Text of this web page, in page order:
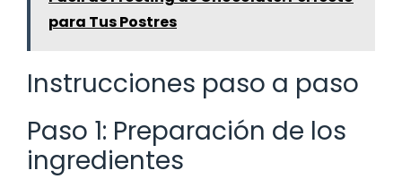
para Tus Postres
Instrucciones paso a paso
Paso 1: Preparación de los
ingredientes